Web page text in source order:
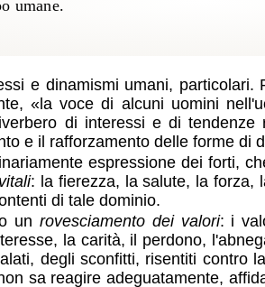
umane.
e dinamismi umani,
la voce di alcuni uomini
di interessi e di
e il rafforzamento delle forme di
espressione dei forti,
: la fierezza, la salute, la forza,
di tale dominio.
un rovesciamento dei valori: i
la carità, il perdono,
degli sconfitti, risentiti contro
sa reagire adeguatamente,